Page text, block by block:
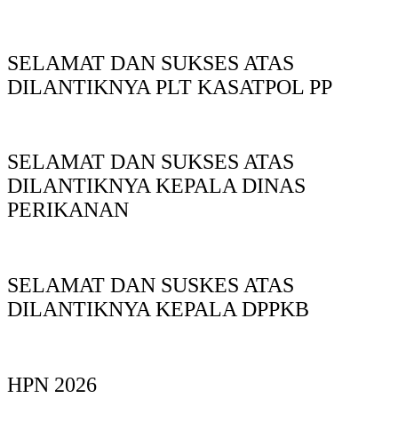
SELAMAT DAN SUKSES ATAS
DILANTIKNYA PLT KASATPOL PP
SELAMAT DAN SUKSES ATAS
DILANTIKNYA KEPALA DINAS
PERIKANAN
SELAMAT DAN SUSKES ATAS
DILANTIKNYA KEPALA DPPKB
HPN 2026